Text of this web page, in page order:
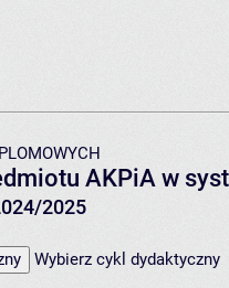
AKPiA w
2025
Wybierz cykl dydaktyczny